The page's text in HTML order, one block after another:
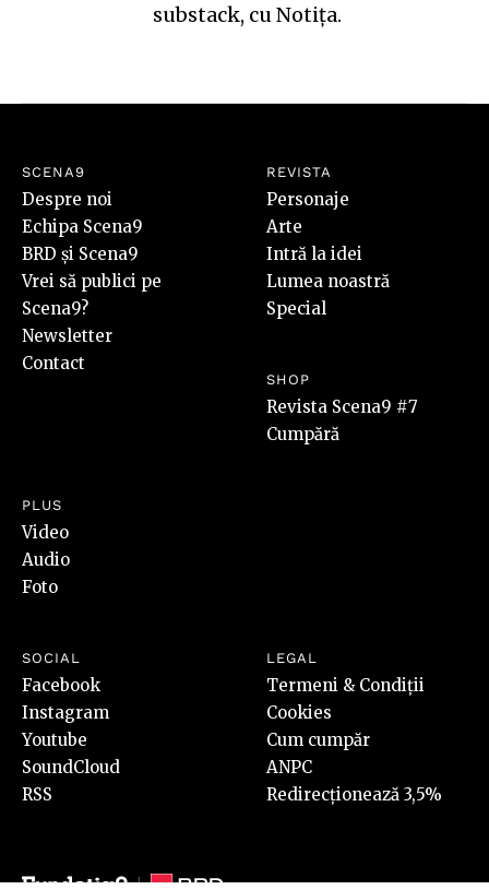
substack, cuNotița.
SCENA9
Despre noi
Echipa Scena9
BRD și Scena9
Vrei să publici pe
Scena9?
Newsletter
Contact
REVISTA
Personaje
Arte
Intră la idei
Lumea noastră
Special
SHOP
Revista Scena9 #7
Cumpără
PLUS
Video
Audio
Foto
SOCIAL
Facebook
Instagram
Youtube
SoundCloud
RSS
LEGAL
Termeni & Condiții
Cookies
Cum cumpăr
ANPC
Redirecționează 3,5%